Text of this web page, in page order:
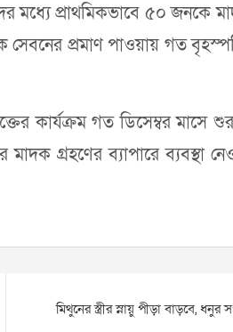
মধ্যে প্রাথমিকভাবে ৫০ জনকে
সেবনের প্রমাণ পাওয়ায় গত
কার্যক্রম গত ডিসেম্বর মাসে
মাদক গ্রহণের ব্যাপারে ব্যবস্থা
মিথুনের স্ত্রীর স্নায়ু পীড়া বাড়বে, ধনুর